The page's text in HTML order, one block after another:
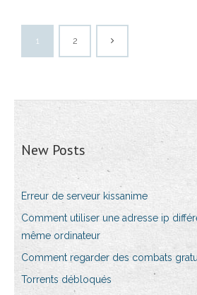
1 2
New Posts
Erreur de serveur kissanime
Comment utiliser une adresse ip
même ordinateur
Comment regarder des combats
Torrents débloqués